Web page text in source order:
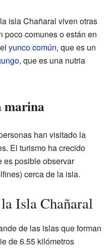
isla Chañaral viven otras
poco comunes o están en
yunco común, que es un
, que es una nutria
marina
han visitado la
El turismo ha crecido
es posible observar
cerca de la isla.
Isla Chañaral
de las islas que forman
de 6.55 kilómetros